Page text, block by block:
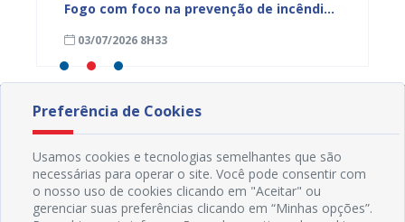
Fogo com foco na prevenção de incêndios
03/07/2026 8H33
Preferência de Cookies
Usamos cookies e tecnologias semelhantes que são
necessárias para operar o site. Você pode consentir com
o nosso uso de cookies clicando em "Aceitar" ou
gerenciar suas preferências clicando em “Minhas opções”.